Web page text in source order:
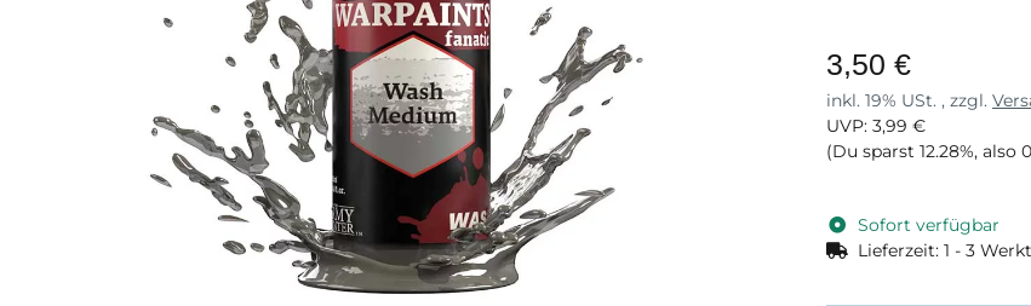
3,50 €
inkl. 19% USt. , zzgl.
UVP: 3,99 €
(Du sparst 12.28%, also
Sofort verfügbar
Lieferzeit: 1 - 3